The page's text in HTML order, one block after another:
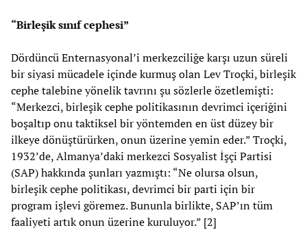
“Birleşik sınıf cephesi”
Dördüncü Enternasyonal’i merkezciliğe karşı uzun süreli
bir siyasi mücadele içinde kurmuş olan Lev Troçki, birleşik
cephe talebine yönelik tavrını şu sözlerle özetlemişti:
“Merkezci, birleşik cephe politikasının devrimci içeriğini
boşaltıp onu taktiksel bir yöntemden en üst düzey bir
ilkeye dönüştürürken, onun üzerine yemin eder.” Troçki,
1932’de, Almanya’daki merkezci Sosyalist İşçi Partisi
(SAP) hakkında şunları yazmıştı: “Ne olursa olsun,
birleşik cephe politikası, devrimci bir parti için bir
program işlevi göremez. Bununla birlikte, SAP’ın tüm
faaliyeti artık onun üzerine kuruluyor.” [2]